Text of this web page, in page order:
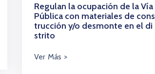
Regulan la ocupación de la Vía
Pública con materiales de cons
trucción y/o desmonte en el di
strito